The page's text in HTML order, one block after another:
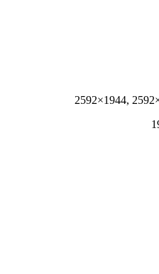
2592×1944,